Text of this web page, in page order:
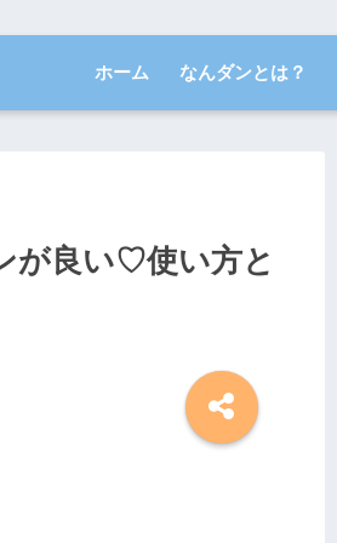
ホーム なんダンとは？
が良い♡使い方と